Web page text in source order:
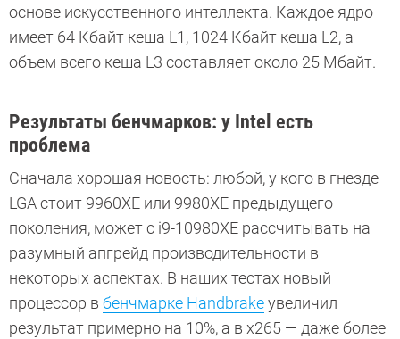
основе искусственного интеллекта. Каждое ядро
имеет 64 Кбайт кеша L1, 1024 Кбайт кеша L2, а
объем всего кеша L3 составляет около 25 Мбайт.
Результаты бенчмарков: у Intel есть
проблема
Сначала хорошая новость: любой, у кого в гнезде
LGA стоит 9960XE или 9980XE предыдущего
поколения, может с i9-10980XE рассчитывать на
разумный апгрейд производительности в
некоторых аспектах. В наших тестах новый
процессор в бенчмарке Handbrakeувеличил
результат примерно на 10%, а в x265 — даже более